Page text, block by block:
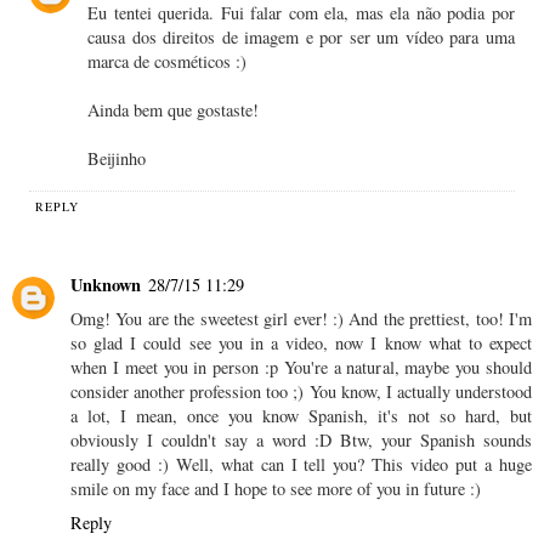
Eu tentei querida. Fui falar com ela, mas ela não podia por
causa dos direitos de imagem e por ser um vídeo para uma
marca de cosméticos :)
Ainda bem que gostaste!
Beijinho
REPLY
Unknown 28/7/15 11:29
Omg! You are the sweetest girl ever! :) And the prettiest, too! I'm
so glad I could see you in a video, now I know what to expect
when I meet you in person :p You're a natural, maybe you should
consider another profession too ;) You know, I actually understood
a lot, I mean, once you know Spanish, it's not so hard, but
obviously I couldn't say a word :D Btw, your Spanish sounds
really good :) Well, what can I tell you? This video put a huge
smile on my face and I hope to see more of you in future :)
Reply